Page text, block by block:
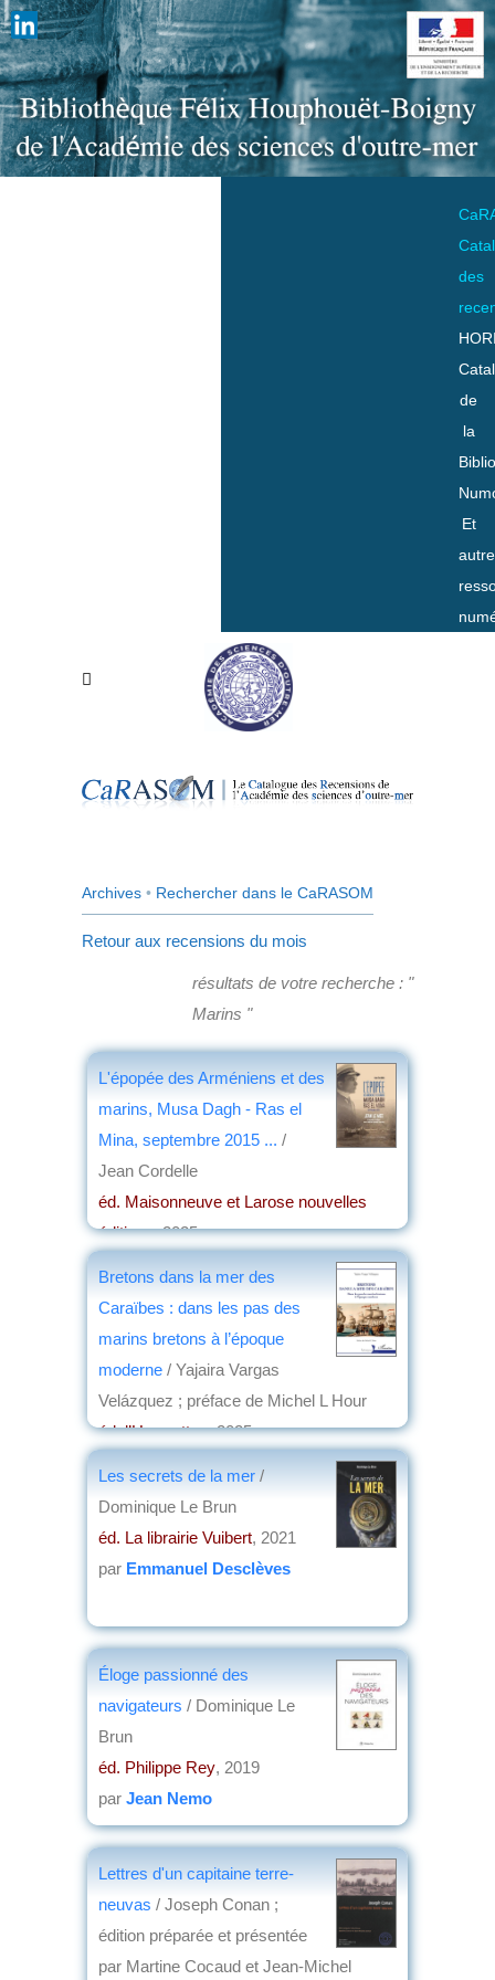
des
de
la
Et
Archives • Rechercher dans le CaRASOM
Retour aux recensions du mois
résultats de votre recherche : "
Marins "
L'épopée des Arméniens et des
marins, Musa Dagh - Ras el
Mina, septembre 2015 ... /
Jean Cordelle
éd. Maisonneuve et Larose nouvelles
éditions, 2025
Bretons dans la mer des
Caraïbes : dans les pas des
marins bretons à l’époque
moderne / Yajaira Vargas
Velázquez ; préface de Michel L Hour
éd. l’Harmattan, 2025
Les secrets de la mer /
Dominique Le Brun
éd. La librairie Vuibert, 2021
par Emmanuel Desclèves
Éloge passionné des
navigateurs / Dominique Le
Brun
éd. Philippe Rey, 2019
par Jean Nemo
Lettres d'un capitaine terre-
neuvas / Joseph Conan ;
édition préparée et présentée
par Martine Cocaud et Jean-Michel